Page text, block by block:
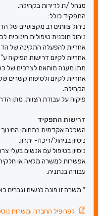
מנהל /ת לדירות בקהילה.
התפקיד כולל:
ניהול צוותים רב מקצועיים של
ניהול תוכנית טיפולית חינוכית
אחריות להפעלה התקינה של
אחריות לקיום דרישות הפיקוח
מתן מענה מותאם לצרכים של כל
אחריות לקיום ולטיפוח קשרים
הקהילה.
פיקוח על עבודת הצוות, מתן
דרישות התפקיד
השכלה אקדמית בתחומי
ניסיון בניהול/ריכוז- יתרון.
ניסיון בטיפול עם אנשים בעלי
אפשרות למשרה מלאה או
עבודה בנתניה.
* משרה זו פונה לנשים וגברים
לפרופיל החברה ומשרות